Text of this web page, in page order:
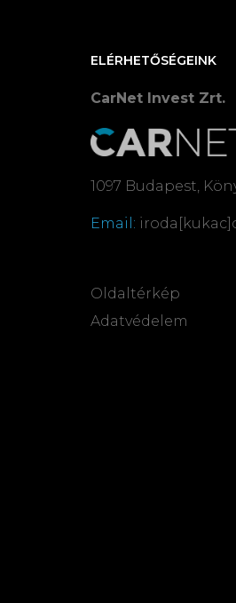
ELÉRHETŐSÉGEINK
CarNet Invest Zrt.
1097 Budapest,
Email:
Oldaltérkép
Adatvédelem